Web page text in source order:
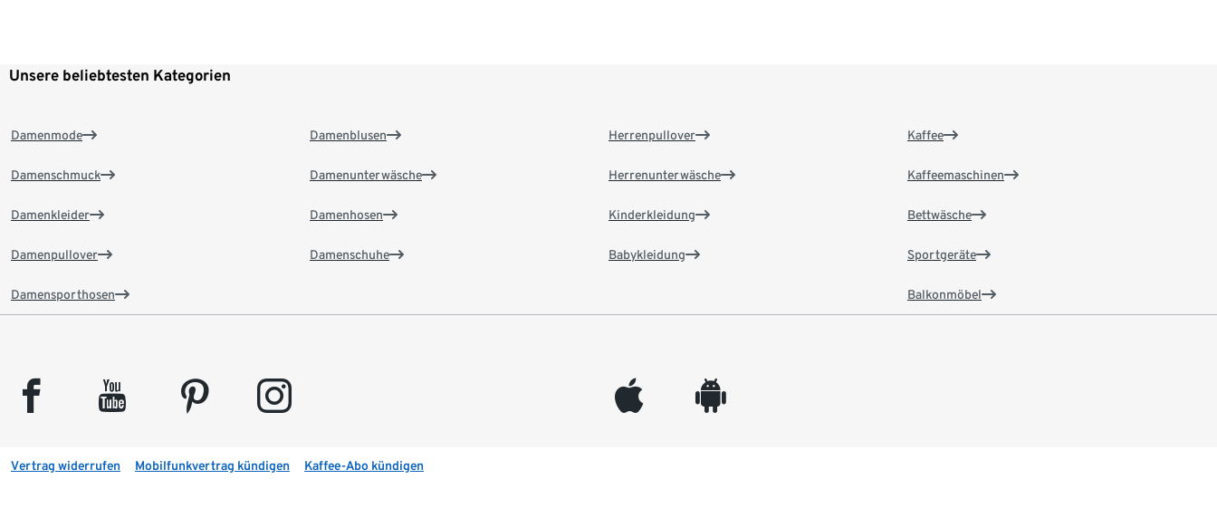
Unsere beliebtesten Kategorien
Damenmode
Damenschmuck
Damenkleider
Damenpullover
Damensporthosen
Damenblusen
Damenunterwäsche
Damenhosen
Damenschuhe
Herrenpullover
Herrenunterwäsche
Kinderkleidung
Babykleidung
Kaffee
Kaffeemaschinen
Bettwäsche
Sportgeräte
Balkonmöbel
facebook youtube pinterest instagram appleinc android
Vertrag widerrufen Mobilfunkvertrag kündigen Kaffee-Abo kündigen